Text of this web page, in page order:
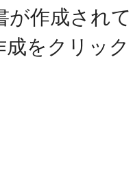
が作成され
成をクリッ